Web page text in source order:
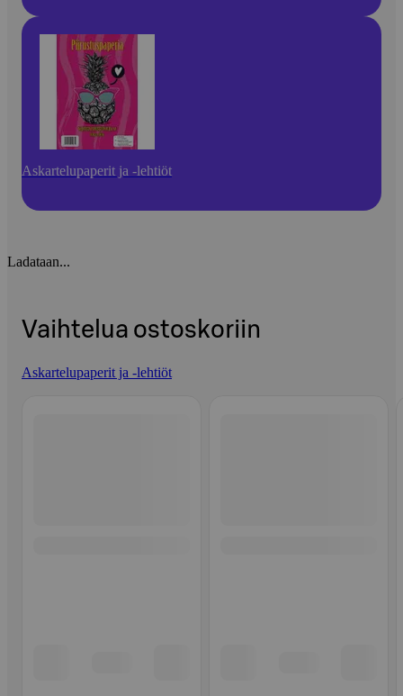
Askartelupaperit ja -lehtiöt
Ladataan...
Vaihtelua ostoskoriin
Askartelupaperit ja -lehtiöt